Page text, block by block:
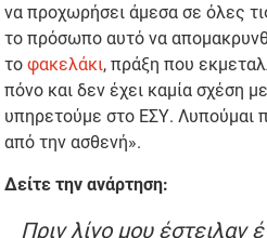
να προχωρήσει άμεσα σε όλες
το πρόσωπο αυτό να
τοφακελάκι, πράξη που
πόνο και δεν έχει καμία σχέση
υπηρετούμε στο ΕΣΥ. Λυπούμαι
από την ασθενή».
Δείτε την ανάρτηση:
Πριν λίγο μου έστειλαν